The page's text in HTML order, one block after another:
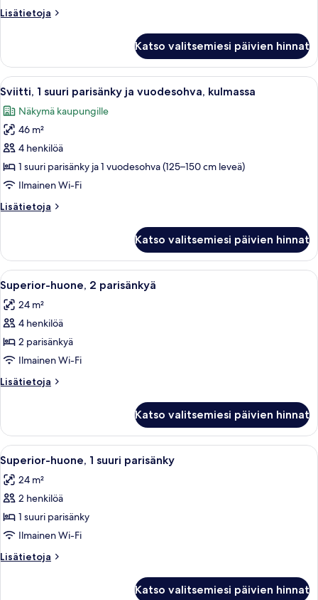
keskisuuri
parisänky
Lisätietoja
Lisätietoja
1
keskisuuri
parisänky
Katso valitsemiesi päivien hinnat
Avaa
kaikki
huonetyypin
Sviitti,
1
suuri
parisänky
vuodesohva,
Hotellihuone, jossa on sänky,
9
Sviitti, 1 suuri parisänky ja vuodesohva, kulmassa
Näkymä kaupungille
46 m²
4 henkilöä
1 suuri parisänky ja 1 vuodesohva (125–150 cm leveä)
Ilmainen Wi-Fi
Lisätietoja
Lisätietoja
suuri
parisänky
ja
vuodesohva,
kulmassa
Katso valitsemiesi päivien hinnat
Avaa
kaikki
huonetyypin
Superior-
huone,
2
parisänkyä
kuvat
Hotellihuone, jossa on kaksi
5
Superior-huone, 2 parisänkyä
24 m²
4 henkilöä
2 parisänkyä
Ilmainen Wi-Fi
Lisätietoja
Lisätietoja
2
parisänkyä
Katso valitsemiesi päivien hinnat
Avaa
kaikki
huonetyypin
Superior-
huone,
1
suuri
parisänky
Hotellihuone, jossa on suuri sänky,
4
Superior-huone, 1 suuri parisänky
24 m²
2 henkilöä
1 suuri parisänky
Ilmainen Wi-Fi
Lisätietoja
Lisätietoja
Katso valitsemiesi päivien hinnat